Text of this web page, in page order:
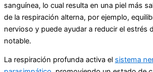
sanguínea, lo cual resulta en una piel más
de la respiración alterna, por ejemplo,
nervioso y puede ayudar a reducir el estrés
notable.
La respiración profunda activa el sistema